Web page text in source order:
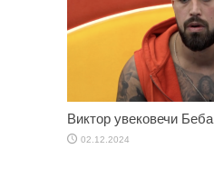
Виктор увековечи Беба
02.12.2024